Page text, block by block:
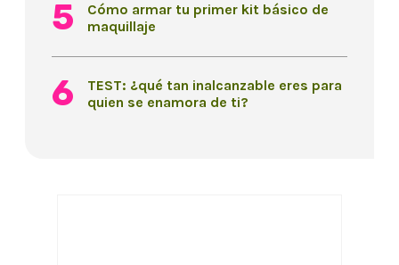
Cómo armar tu primer kit básico de
maquillaje
TEST: ¿qué tan inalcanzable eres para
quien se enamora de ti?